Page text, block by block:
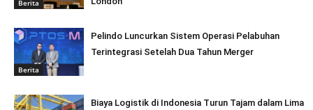
Berita
Berita
Pelindo Luncurkan Sistem Operasi Pelabuhan
Terintegrasi Setelah Dua Tahun Merger
Biaya Logistik di Indonesia Turun Tajam dalam Lima